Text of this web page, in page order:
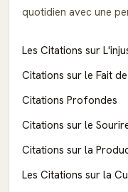
quotidien avec une
Les Citations sur
Citations sur le Fait
Citations Profondes
Citations sur le
Citations sur la
Les Citations sur la